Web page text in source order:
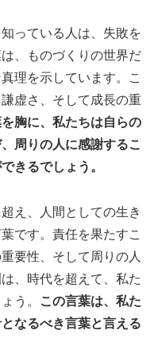
っている人は、失敗を
、ものづくりの世界だ
理を示しています。こ
虚さ、そして成長の重
胸に、私たちは自らの
周りの人に感謝するこ
きるでしょう。
え、人間としての生き
です。責任を果たすこ
要性、そして周りの人
、時代を超えて、私た
う。
この言葉は、私た
なるべき言葉と言える